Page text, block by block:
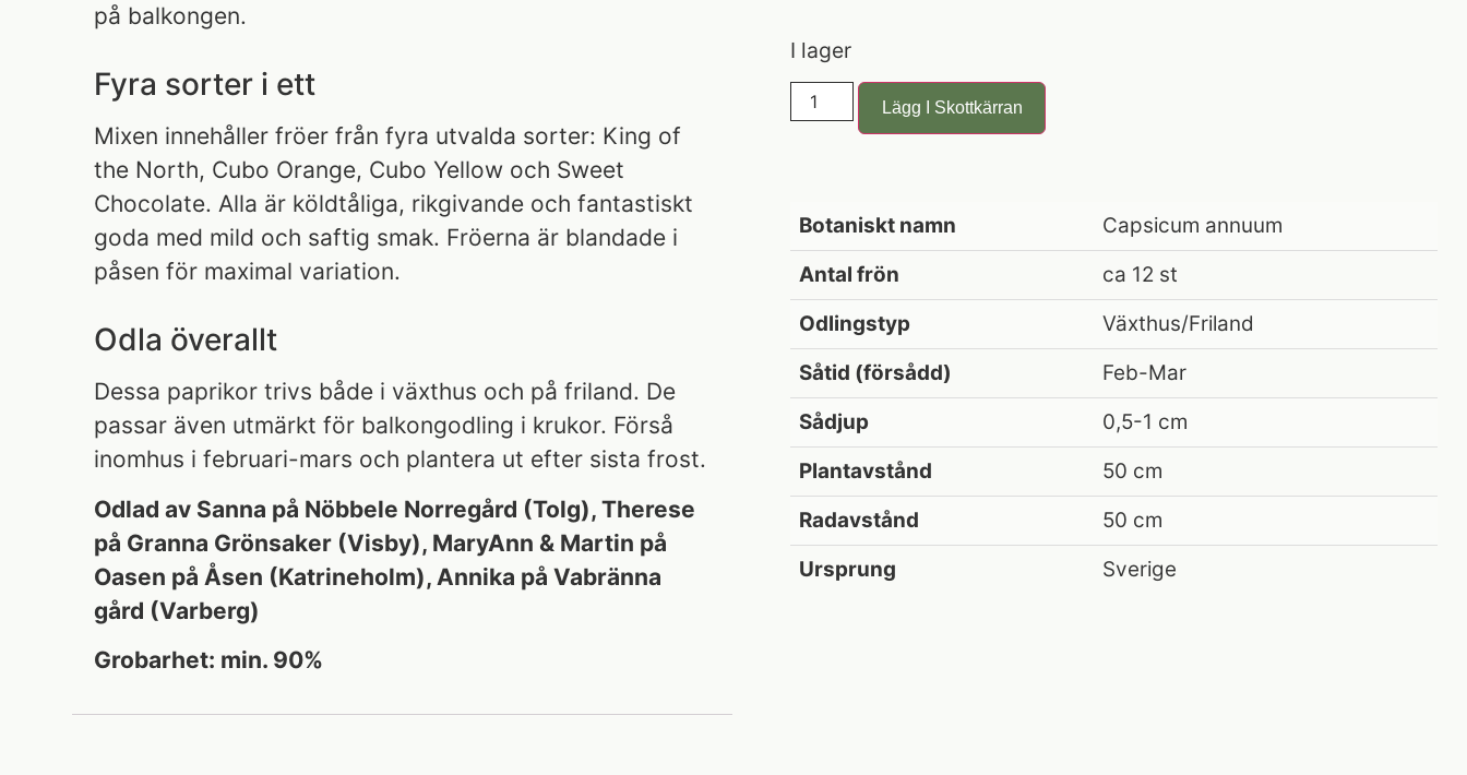
på balkongen.
Fyra sorter i ett
Mixen innehåller fröer från fyra utvalda sorter: King of
the North, Cubo Orange, Cubo Yellow och Sweet
Chocolate. Alla är köldtåliga, rikgivande och fantastiskt
goda med mild och saftig smak. Fröerna är blandade i
påsen för maximal variation.
Odla överallt
Dessa paprikor trivs både i växthus och på friland. De
passar även utmärkt för balkongodling i krukor. Förså
inomhus i februari-mars och plantera ut efter sista frost.
Odlad av Sanna på Nöbbele Norregård (Tolg), Therese
på Granna Grönsaker (Visby), MaryAnn & Martin på
Oasen på Åsen (Katrineholm), Annika på Vabränna
gård (Varberg)
Grobarhet: min. 90%
I lager
Lägg I Skottkärran
Botaniskt namn
Capsicum annuum
Antal frön
ca 12 st
Odlingstyp
Växthus/Friland
Såtid (försådd)
Feb-Mar
Sådjup
0,5-1 cm
Plantavstånd
50 cm
Radavstånd
50 cm
Ursprung
Sverige